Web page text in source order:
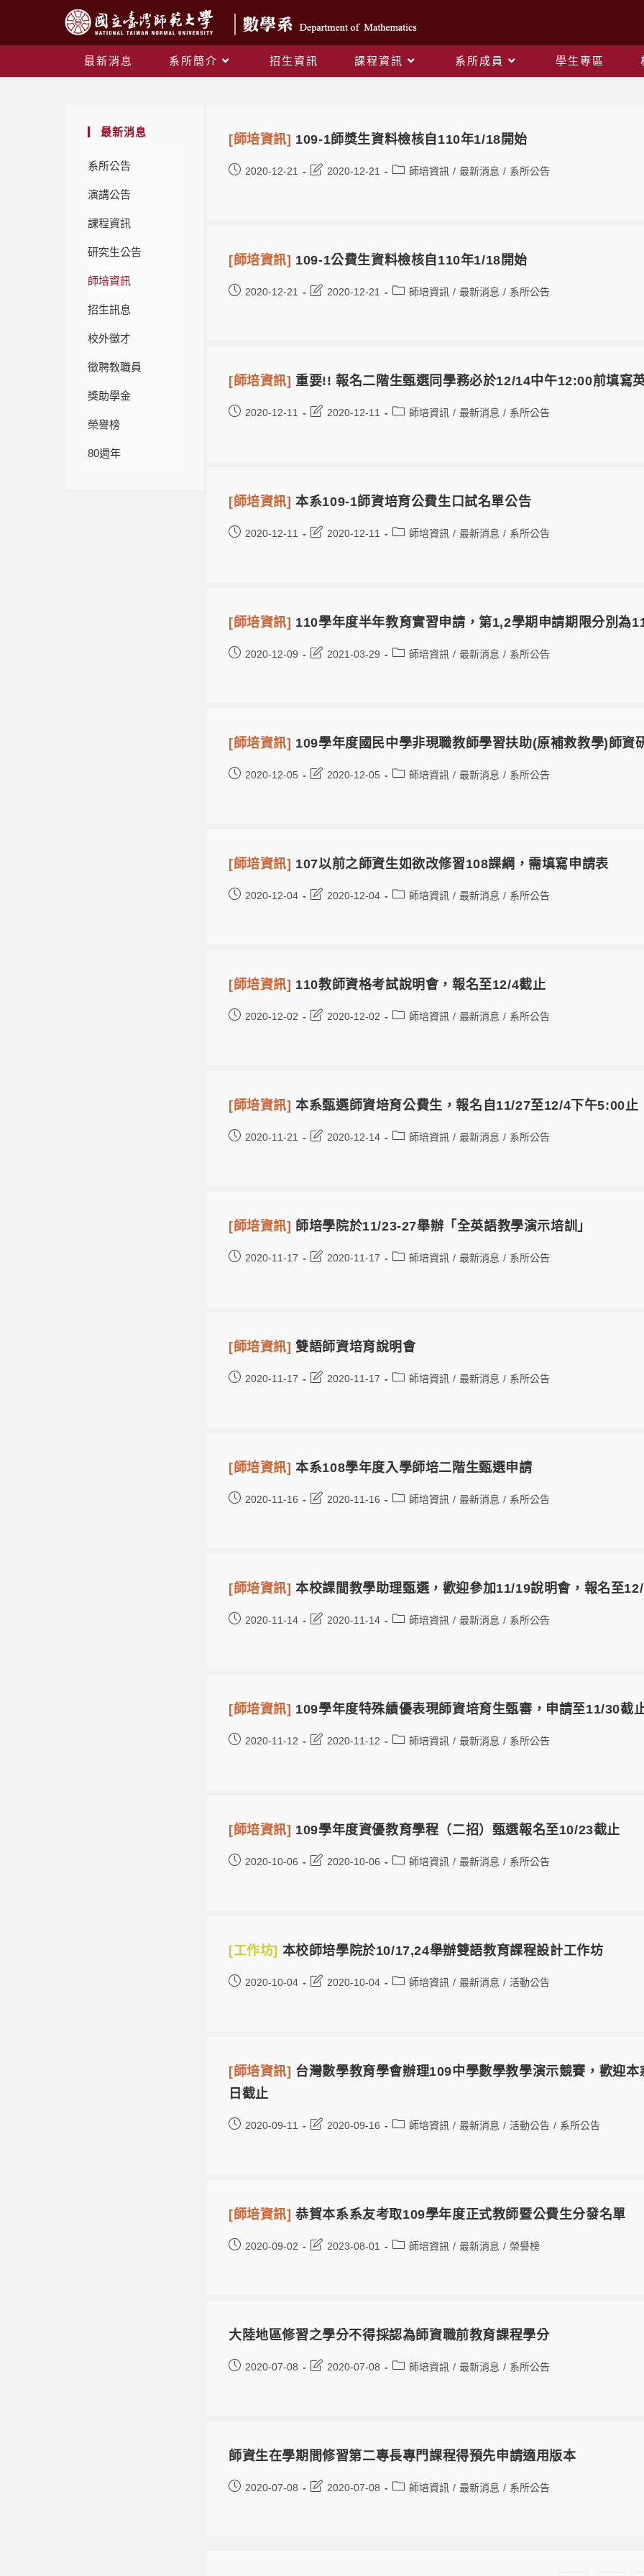
最新消息 系所簡介 招生資訊 課程資訊 系所成員 學生專區
最新消息
系所公告
演講公告
課程資訊
研究生公告
師培資訊
招生訊息
校外徵才
徵聘教職員
獎助學金
榮譽榜
80週年
[師培資訊] 109-1師獎生資料檢核自110年1/18開始
2020-12-21 2020-12-21 師培資訊 / 最新消息 / 系所公告
[師培資訊] 109-1公費生資料檢核自110年1/18開始
2020-12-21 2020-12-21 師培資訊 / 最新消息 / 系所公告
[師培資訊] 重要!! 報名二階生甄選同學務必於12/14中午12:00前填寫
2020-12-11 2020-12-11 師培資訊 / 最新消息 / 系所公告
[師培資訊]本系109-1師資培育公費生口試名單公告
2020-12-11 2020-12-11 師培資訊 / 最新消息 / 系所公告
[師培資訊] 110學年度半年教育實習申請，第1,2學期申請期限分別為
2020-12-09 2021-03-29 師培資訊 / 最新消息 / 系所公告
[師培資訊] 109學年度國民中學非現職教師學習扶助(原補救教學)師資
2020-12-05 2020-12-05 師培資訊 / 最新消息 / 系所公告
[師培資訊] 107以前之師資生如欲改修習108課綱，需填寫申請表
2020-12-04 2020-12-04 師培資訊 / 最新消息 / 系所公告
[師培資訊] 110教師資格考試說明會，報名至12/4截止
2020-12-02 2020-12-02 師培資訊 / 最新消息 / 系所公告
[師培資訊]本系甄選師資培育公費生，報名自11/27至12/4下午5:00止
2020-11-21 2020-12-14 師培資訊 / 最新消息 / 系所公告
[師培資訊] 師培學院於11/23-27舉辦「全英語教學演示培訓」
2020-11-17 2020-11-17 師培資訊 / 最新消息 / 系所公告
[師培資訊]雙語師資培育說明會
2020-11-17 2020-11-17 師培資訊 / 最新消息 / 系所公告
[師培資訊]本系108學年度入學師培二階生甄選申請
2020-11-16 2020-11-16 師培資訊 / 最新消息 / 系所公告
[師培資訊]本校課間教學助理甄選，歡迎參加11/19說明會，報名至
2020-11-14 2020-11-14 師培資訊 / 最新消息 / 系所公告
[師培資訊] 109學年度特殊績優表現師資培育生甄審，申請至11/30截
2020-11-12 2020-11-12 師培資訊 / 最新消息 / 系所公告
[師培資訊] 109學年度資優教育學程（二招）甄選報名至10/23截止
2020-10-06 2020-10-06 師培資訊 / 最新消息 / 系所公告
[工作坊] 本校師培學院於10/17,24舉辦雙語教育課程設計工作坊
2020-10-04 2020-10-04 師培資訊 / 最新消息 / 活動公告
[師培資訊] 台灣數學教育學會辦理109中學數學教學演示競賽，歡迎
日截止
2020-09-11 2020-09-16 師培資訊 / 最新消息 / 活動公告 / 系所公告
[師培資訊]恭賀本系系友考取109學年度正式教師暨公費生分發名單
2020-09-02 2023-08-01 師培資訊 / 最新消息 / 榮譽榜
大陸地區修習之學分不得採認為師資職前教育課程學分
2020-07-08 2020-07-08 師培資訊 / 最新消息 / 系所公告
師資生在學期間修習第二專長專門課程得預先申請適用版本
2020-07-08 2020-07-08 師培資訊 / 最新消息 / 系所公告